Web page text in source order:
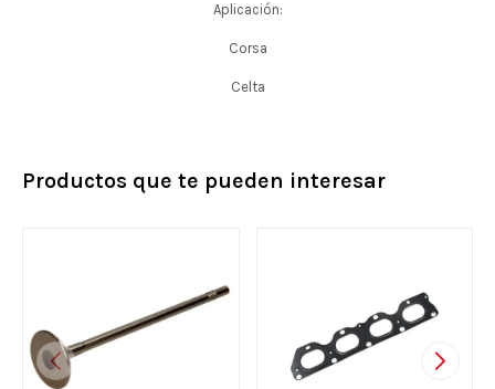
Aplicación:
Corsa
Celta
Productos que te pueden interesar